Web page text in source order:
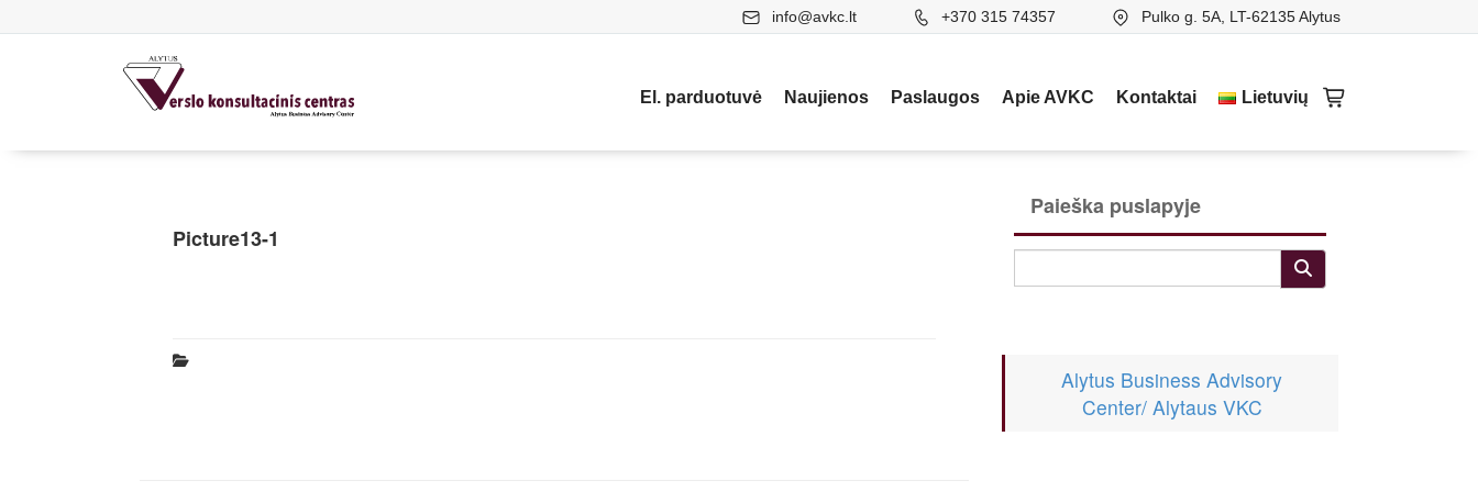
info@avkc.lt +370 315 74357 Pulko g. 5A, LT-62135 Alytus
El. parduotuvė Naujienos Paslaugos Apie AVKC Kontaktai Lietuvių
Picture13-1
Paieška puslapyje
Alytus Business Advisory
Center/ Alytaus VKC